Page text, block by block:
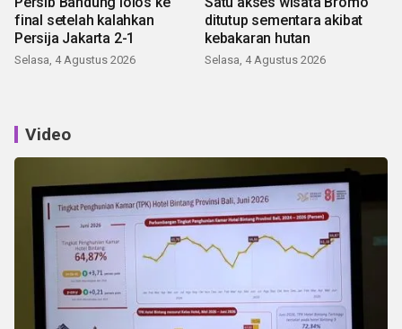
final setelah kalahkan
Persija Jakarta 2-1
Selasa, 4 Agustus 2026
ditutup sementara akibat
kebakaran hutan
Selasa, 4 Agustus 2026
Video